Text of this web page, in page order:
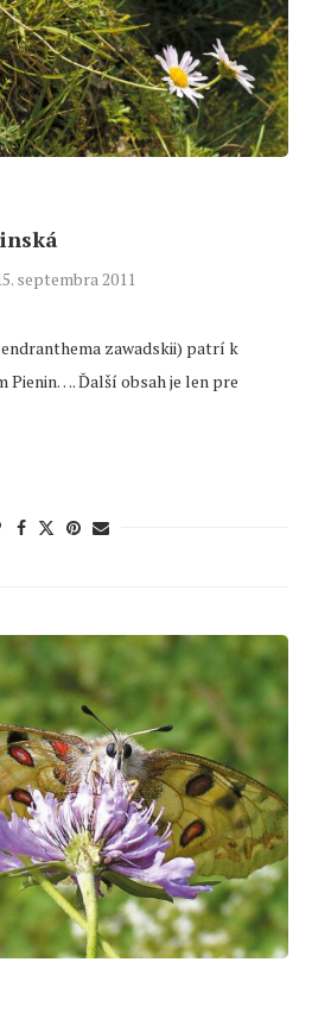
septembra 2011
zawadskii) patrí k
Pienin…. Ďalší obsah je len pre